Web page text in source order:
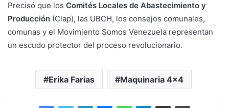
Precisó que los Comités Locales de Abastecimiento y
Producción (Clap), las UBCH, los consejos comunales,
comunas y el Movimiento Somos Venezuela representan
un escudo protector del proceso revolucionario.
Erika Farias Maquinaria 4x4